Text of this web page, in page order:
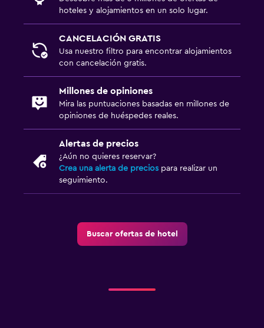
hoteles y alojamientos en un solo lugar.
CANCELACIÓN GRATIS
Usa nuestro filtro para encontrar alojamientos
con cancelación gratis.
Millones de opiniones
Mira las puntuaciones basadas en millones de
opiniones de huéspedes reales.
Alertas de precios
¿Aún no quieres reservar?
Crea una alerta de precios para realizar un
seguimiento.
Buscar ofertas de hotel